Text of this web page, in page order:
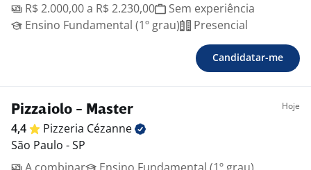
R$ 2.000,00 a R$ 2.230,00
Sem experiência
Ensino Fundamental (1º grau)
Presencial
Candidatar-me
Pizzaiolo - Master Hoje
4,4 Pizzeria Cézanne
São Paulo - SP